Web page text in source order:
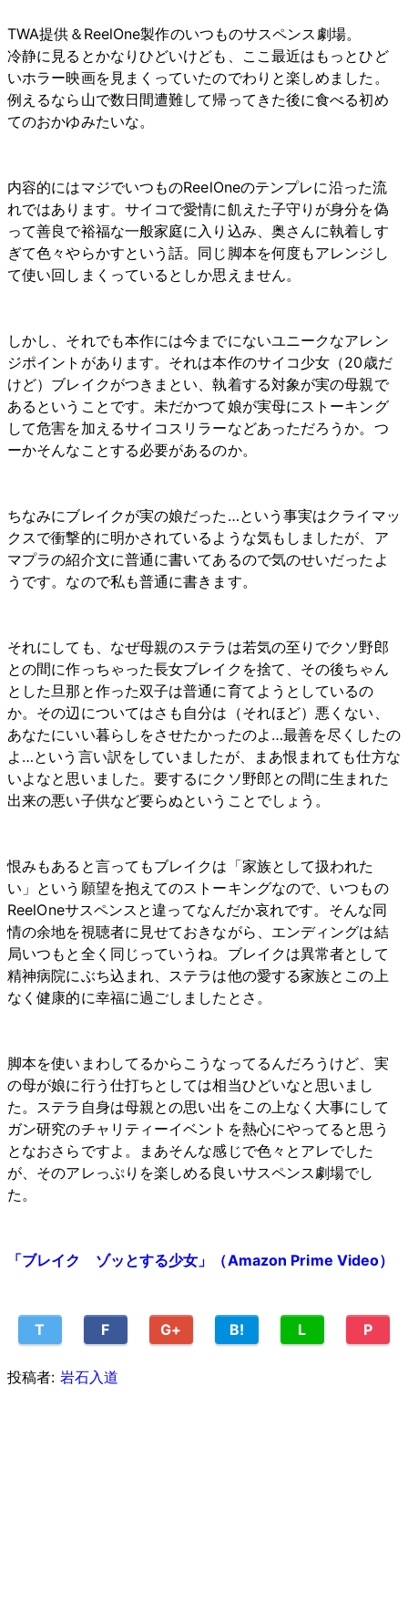
TWA提供＆ReelOne製作のいつものサスペンス劇場。
冷静に見るとかなりひどいけども、ここ最近はもっとひど
いホラー映画を見まくっていたのでわりと楽しめました。
例えるなら山で数日間遭難して帰ってきた後に食べる初め
てのおかゆみたいな。
内容的にはマジでいつものReelOneのテンプレに沿った流
れではあります。サイコで愛情に飢えた子守りが身分を偽
って善良で裕福な一般家庭に入り込み、奥さんに執着しす
ぎて色々やらかすという話。同じ脚本を何度もアレンジし
て使い回しまくっているとしか思えません。
しかし、それでも本作には今までにないユニークなアレン
ジポイントがあります。それは本作のサイコ少女（20歳だ
けど）ブレイクがつきまとい、執着する対象が実の母親で
あるということです。未だかつて娘が実母にストーキング
して危害を加えるサイコスリラーなどあっただろうか。つ
ーかそんなことする必要があるのか。
ちなみにブレイクが実の娘だった…という事実はクライマッ
クスで衝撃的に明かされているような気もしましたが、ア
マプラの紹介文に普通に書いてあるので気のせいだったよ
うです。なので私も普通に書きます。
それにしても、なぜ母親のステラは若気の至りでクソ野郎
との間に作っちゃった長女ブレイクを捨て、その後ちゃん
とした旦那と作った双子は普通に育てようとしているの
か。その辺についてはさも自分は（それほど）悪くない、
あなたにいい暮らしをさせたかったのよ…最善を尽くしたの
よ…という言い訳をしていましたが、まあ恨まれても仕方な
いよなと思いました。要するにクソ野郎との間に生まれた
出来の悪い子供など要らぬということでしょう。
恨みもあると言ってもブレイクは「家族として扱われた
い」という願望を抱えてのストーキングなので、いつもの
ReelOneサスペンスと違ってなんだか哀れです。そんな同
情の余地を視聴者に見せておきながら、エンディングは結
局いつもと全く同じっていうね。ブレイクは異常者として
精神病院にぶち込まれ、ステラは他の愛する家族とこの上
なく健康的に幸福に過ごしましたとさ。
脚本を使いまわしてるからこうなってるんだろうけど、実
の母が娘に行う仕打ちとしては相当ひどいなと思いまし
た。ステラ自身は母親との思い出をこの上なく大事にして
ガン研究のチャリティーイベントを熱心にやってると思う
となおさらですよ。まあそんな感じで色々とアレでした
が、そのアレっぷりを楽しめる良いサスペンス劇場でし
た。
「ブレイク ゾッとする少女」（Amazon Prime Video）
T F G+ B! L P
投稿者: 岩石入道